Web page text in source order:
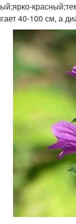
40-100 см, а